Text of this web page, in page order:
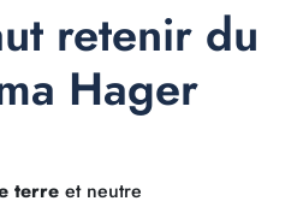
retenir du
Hager
terre et neutre